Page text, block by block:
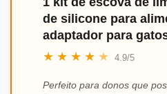
de silicone para
adaptador para
★ ★ ★ ★ ★ 4.9/5
Perfeito para donos que